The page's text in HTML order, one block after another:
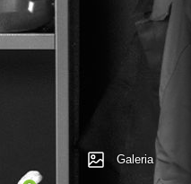
Galeria